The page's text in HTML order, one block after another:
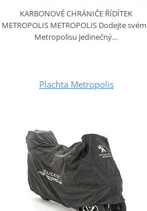
KARBONOVÉ CHRÁNIČE ŘÍDÍTEK
METROPOLIS METROPOLIS Dodejte
Metropolisu jedinečný…
Plachta Metropolis